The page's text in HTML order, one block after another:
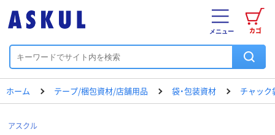
カゴ
メニュー
ホーム テープ/梱包資材/店舗用品 袋・包装資材 チャック
アスクル